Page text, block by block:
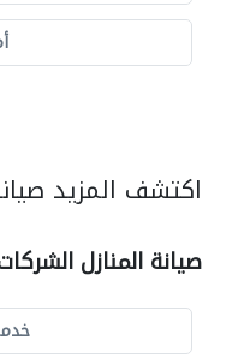
اكتشف المزيد
صيانة المنازل